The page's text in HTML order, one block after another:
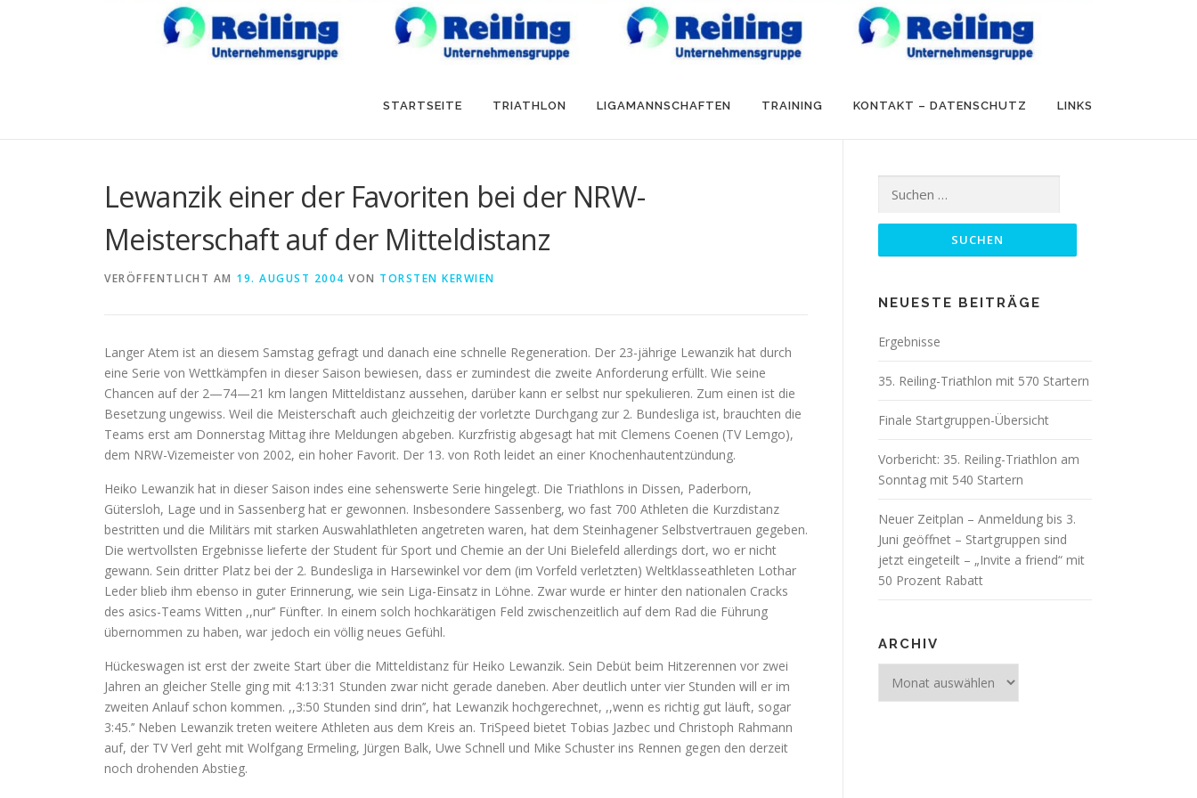
STARTSEITE TRIATHLON LIGAMANNSCHAFTEN TRAINING KONTAKT – DATENSCHUTZ LINKS
Lewanzik einer der Favoriten bei der NRW-
Meisterschaft auf der Mitteldistanz
VERÖFFENTLICHT AM 19. AUGUST 2004 VON TORSTEN KERWIEN
Langer Atem ist an diesem Samstag gefragt und danach eine schnelle Regeneration. Der 23-jährige Lewanzik hat durch
eine Serie von Wettkämpfen in dieser Saison bewiesen, dass er zumindest die zweite Anforderung erfüllt. Wie seine
Chancen auf der 2—74—21 km langen Mitteldistanz aussehen, darüber kann er selbst nur spekulieren. Zum einen ist die
Besetzung ungewiss. Weil die Meisterschaft auch gleichzeitig der vorletzte Durchgang zur 2. Bundesliga ist, brauchten die
Teams erst am Donnerstag Mittag ihre Meldungen abgeben. Kurzfristig abgesagt hat mit Clemens Coenen (TV Lemgo),
dem NRW-Vizemeister von 2002, ein hoher Favorit. Der 13. von Roth leidet an einer Knochenhautentzündung.
Heiko Lewanzik hat in dieser Saison indes eine sehenswerte Serie hingelegt. Die Triathlons in Dissen, Paderborn,
Gütersloh, Lage und in Sassenberg hat er gewonnen. Insbesondere Sassenberg, wo fast 700 Athleten die Kurzdistanz
bestritten und die Militärs mit starken Auswahlathleten angetreten waren, hat dem Steinhagener Selbstvertrauen gegeben.
Die wertvollsten Ergebnisse lieferte der Student für Sport und Chemie an der Uni Bielefeld allerdings dort, wo er nicht
gewann. Sein dritter Platz bei der 2. Bundesliga in Harsewinkel vor dem (im Vorfeld verletzten) Weltklasseathleten Lothar
Leder blieb ihm ebenso in guter Erinnerung, wie sein Liga-Einsatz in Löhne. Zwar wurde er hinter den nationalen Cracks
des asics-Teams Witten ,,nur’’ Fünfter. In einem solch hochkarätigen Feld zwischenzeitlich auf dem Rad die Führung
übernommen zu haben, war jedoch ein völlig neues Gefühl.
Hückeswagen ist erst der zweite Start über die Mitteldistanz für Heiko Lewanzik. Sein Debüt beim Hitzerennen vor zwei
Jahren an gleicher Stelle ging mit 4:13:31 Stunden zwar nicht gerade daneben. Aber deutlich unter vier Stunden will er im
zweiten Anlauf schon kommen. ,,3:50 Stunden sind drin’’, hat Lewanzik hochgerechnet, ,,wenn es richtig gut läuft, sogar
3:45.’’ Neben Lewanzik treten weitere Athleten aus dem Kreis an. TriSpeed bietet Tobias Jazbec und Christoph Rahmann
auf, der TV Verl geht mit Wolfgang Ermeling, Jürgen Balk, Uwe Schnell und Mike Schuster ins Rennen gegen den derzeit
noch drohenden Abstieg.
nach:
NEUESTE BEITRÄGE
Ergebnisse
35. Reiling-Triathlon mit 570 Startern
Finale Startgruppen-Übersicht
Vorbericht: 35. Reiling-Triathlon am
Sonntag mit 540 Startern
Neuer Zeitplan – Anmeldung bis 3.
Juni geöffnet – Startgruppen sind
jetzt eingeteilt – „Invite a friend“ mit
50 Prozent Rabatt
ARCHIV